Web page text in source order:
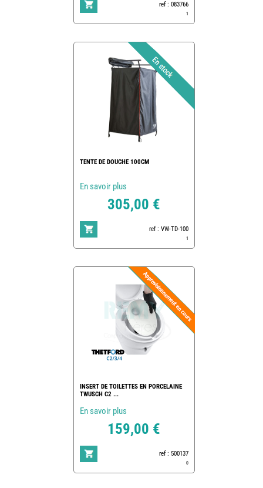
ref : 083766
1
TENTE DE DOUCHE 100CM
En savoir plus
305,00 €
ref : VW-TD-100
1
INSERT DE TOILETTES EN PORCELAINE
TWUSCH C2 ...
En savoir plus
159,00 €
ref : 500137
0